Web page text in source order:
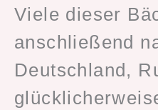
Viele dieser
anschließend
Deutschland,